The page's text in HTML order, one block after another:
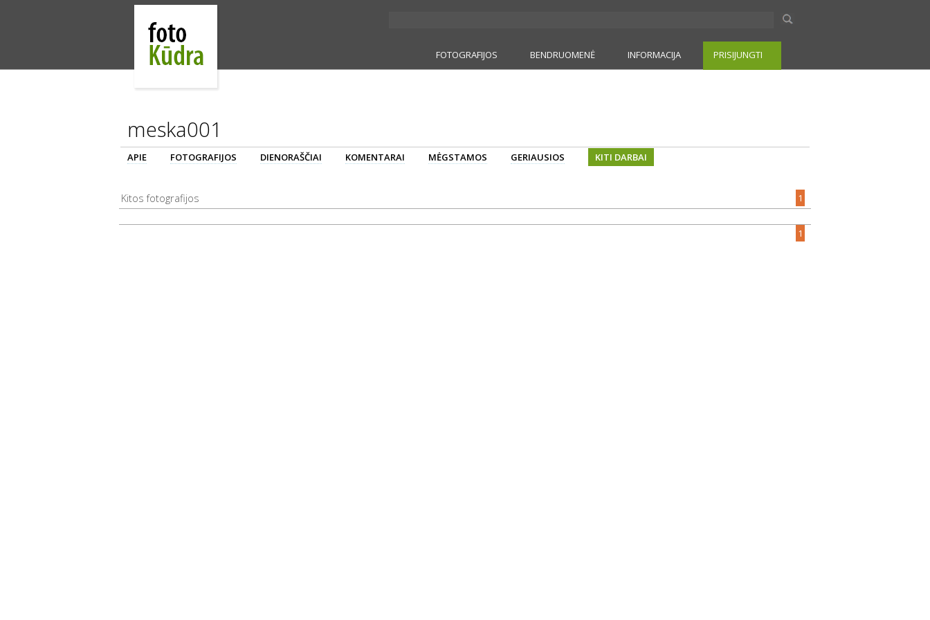
FOTOGRAFIJOS BENDRUOMENĖ INFORMACIJA PRISIJUNGTI
meska001
APIE FOTOGRAFIJOS DIENORAŠČIAI KOMENTARAI MĖGSTAMOS GERIAUSIOS KITI DARBAI
Kitos fotografijos 1
1